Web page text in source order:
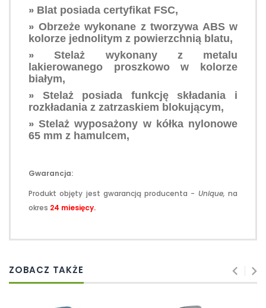
» Blat posiada certyfikat FSC,
» Obrzeże wykonane z tworzywa ABS w
kolorze jednolitym z powierzchnią blatu,
» Stelaż wykonany z metalu
lakierowanego proszkowo w kolorze
białym,
» Stelaż posiada funkcję składania i
rozkładania z zatrzaskiem blokującym,
» Stelaż wyposażony w kółka nylonowe
65 mm z hamulcem,
Gwarancja:
Produkt objęty jest gwarancją producenta - Unique, na
okres 24 miesięcy.
ZOBACZ TAKŻE